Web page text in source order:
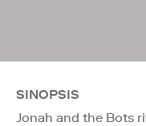
SINOPSIS
Jonah and the Bots